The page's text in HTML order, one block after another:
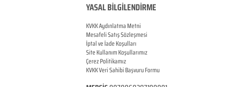
YASAL BİLGİLENDİRME
KVKK Aydınlatma Metni
Mesafeli Satış Sözleşmesi
İptal ve İade Koşulları
Site Kullanım Koşullarımız
Çerez Politikamız
KVKK Veri Sahibi Başvuru Formu